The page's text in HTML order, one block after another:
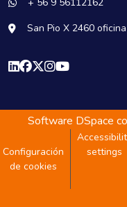
San Pio X 2460
Software DSpace
Configuración
de cookies
settings